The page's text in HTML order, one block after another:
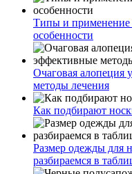
Типы и применение
особенности
Очаговая
методы лечения
Как подбирают
Размер одежды для
разбираемся в